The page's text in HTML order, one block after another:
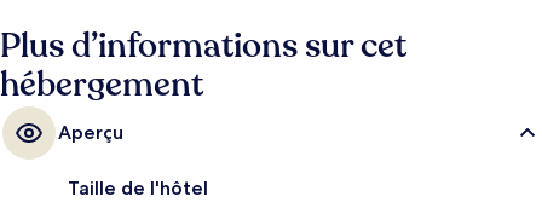
Plus d’informations sur cet
hébergement
Aperçu
Taille de l'hôtel